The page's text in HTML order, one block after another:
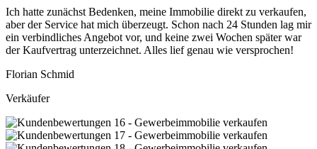
Ich hatte zunächst Bedenken, meine Immobilie direkt zu verkaufen,
aber der Service hat mich überzeugt. Schon nach 24 Stunden lag mir
ein verbindliches Angebot vor, und keine zwei Wochen später war
der Kaufvertrag unterzeichnet. Alles lief genau wie versprochen!
Florian Schmid
Verkäufer